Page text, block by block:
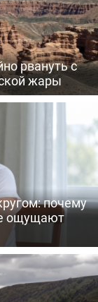
рвануть с
жары
почему
ощущают